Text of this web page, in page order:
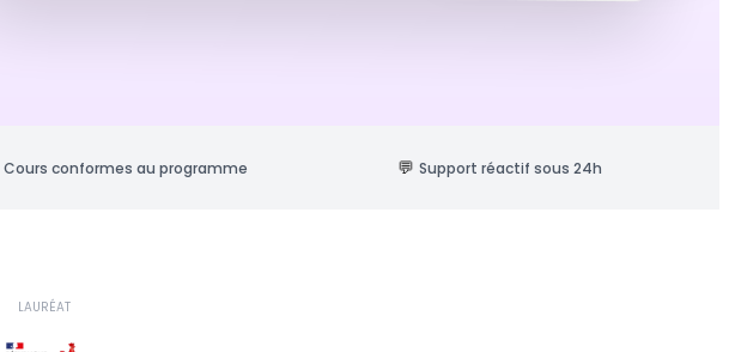
Cours conformes au programme 💬 Support réactif sous 24h
LAURÉAT